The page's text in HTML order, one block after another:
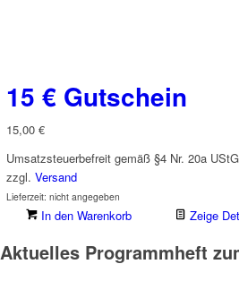
15 € Gutschein
15,00 €
Umsatzsteuerbefreit gemäß §4 Nr. 20a
zzgl. Versand
Lieferzeit: nicht angegeben
In den Warenkorb Zeige
Aktuelles Programmheft